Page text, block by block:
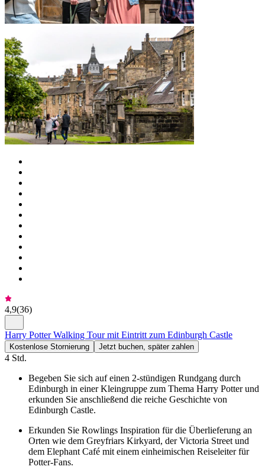
4,9(36)
Harry Potter Walking Tour mit Eintritt zum Edinburgh Castle
Kostenlose Stornierung Jetzt buchen, später zahlen
4 Std.
Begeben Sie sich auf einen 2-stündigen Rundgang durch
Edinburgh in einer Kleingruppe zum Thema Harry Potter und
erkunden Sie anschließend die reiche Geschichte von
Edinburgh Castle.
Erkunden Sie Rowlings Inspiration für die Überlieferung an
Orten wie dem Greyfriars Kirkyard, der Victoria Street und
dem Elephant Café mit einem einheimischen Reiseleiter für
Potter-Fans.